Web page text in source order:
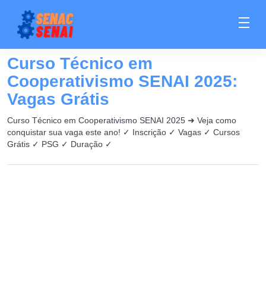
Curso Técnico em
Cooperativismo SENAI 2025:
Vagas Grátis
Curso Técnico em Cooperativismo SENAI 2025 ➜ Veja como
conquistar sua vaga este ano! ✓ Inscrição ✓ Vagas ✓ Cursos
Grátis ✓ PSG ✓ Duração ✓